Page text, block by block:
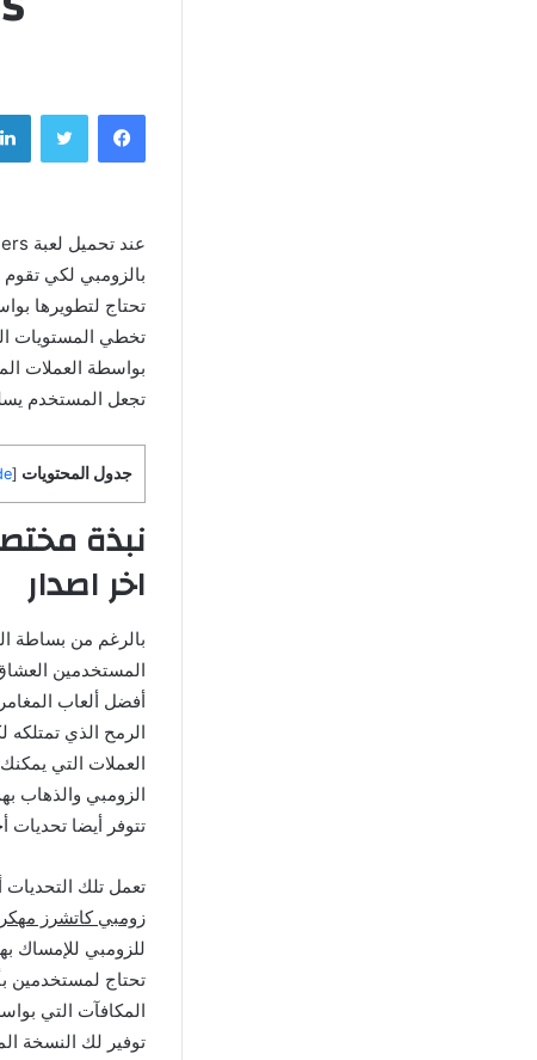
فيسبوك تويتر
بالزومبي لكي تقوم
تحتاج لتطويرها
بواسطة العملات
تجعل المستخدم
جدول المحتويات [
اخر اصدار
المستخدمين
الرمح الذي تمتلكه
العملات التي
الزومبي والذهاب
تتوفر أيضا
تعمل تلك
زومبي كاتشرز
تحتاج لمستخدمين
المكافآت التي
توفير لك النسخة